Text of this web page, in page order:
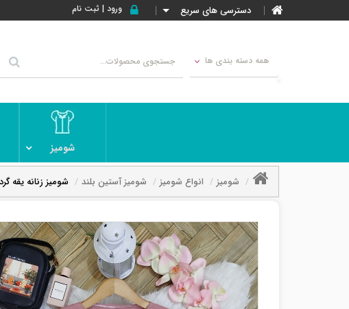
دسترسی های سریع ورود | ثبت نام
همه دسته بندی ها
شومیز
شومیز انواع شومیز شومیز آستین بلند شومیز زنانه یقه